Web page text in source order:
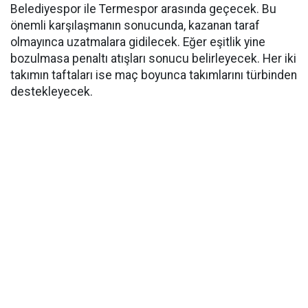
Belediyespor ile Termespor arasında geçecek. Bu
önemli karşılaşmanın sonucunda, kazanan taraf
olmayınca uzatmalara gidilecek. Eğer eşitlik yine
bozulmasa penaltı atışları sonucu belirleyecek. Her iki
takımın taftaları ise maç boyunca takımlarını türbinden
destekleyecek.